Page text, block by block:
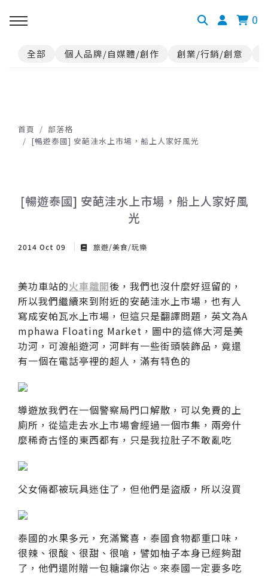
0
全部 個人品牌/自媒體/創作 創業/行銷/創意
首頁
部落格
[暢遊泰國] 安葩洼水上市場，船上人家好風光
[暢遊泰國] 安葩洼水上市場，船上人家好風
光
2014 Oct 09 旅遊/美食/玩樂
美功車站的火車離開後，我們也沒什麼好逗留的，
所以我們繼續來到附近的安葩洼水上市場，也有人
寫成安帕瓦水上市場，但這只是翻譯問題，英文為A
mphawa Floating Market，圖中的這條大河是美
功河，可渡船遊河，河畔有一些街頭裝飾品，竟還
有一個在電話亭裡的超人，滿有特色的
導遊放我們在一個警察局門口解散，可以免費的上
廁所，從這走去水上市場會經過一個市集，兩旁什
麼稀奇古怪的東西都有，只是我拉肚子不敢亂吃
父女倆都被玩具迷住了，但他們是盜版，所以沒買
泰國的水果多元，充滿驚喜，泰國食物都重口味，
很辣、很酸、很甜、很嗆，譬如柚子本身已經夠甜
了，他們還附贈一包糖讓你沾。來泰國一定要多吃